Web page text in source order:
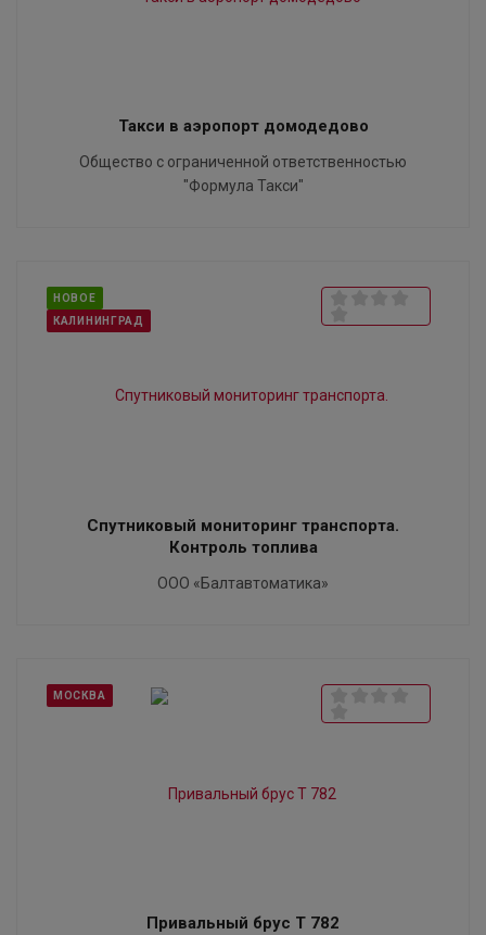
Такси в аэропорт домодедово
Общество с ограниченной ответственностью
"Формула Такси"
НОВОЕ
КАЛИНИНГРАД
Спутниковый мониторинг транспорта.
Контроль топлива
ООО «Балтавтоматика»
МОСКВА
Привальный брус T 782